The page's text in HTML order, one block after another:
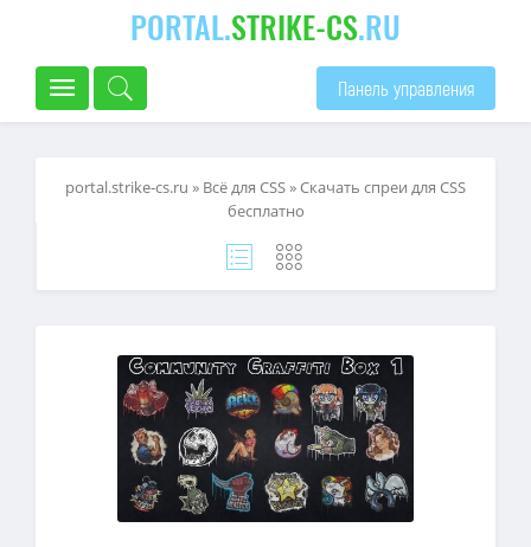
PORTAL.STRIKE-CS.RU
Панель управления
portal.strike-cs.ru » Всё для CSS» Скачать спреи для CSS
бесплатно